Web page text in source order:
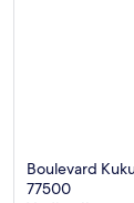
Boulevard
77500